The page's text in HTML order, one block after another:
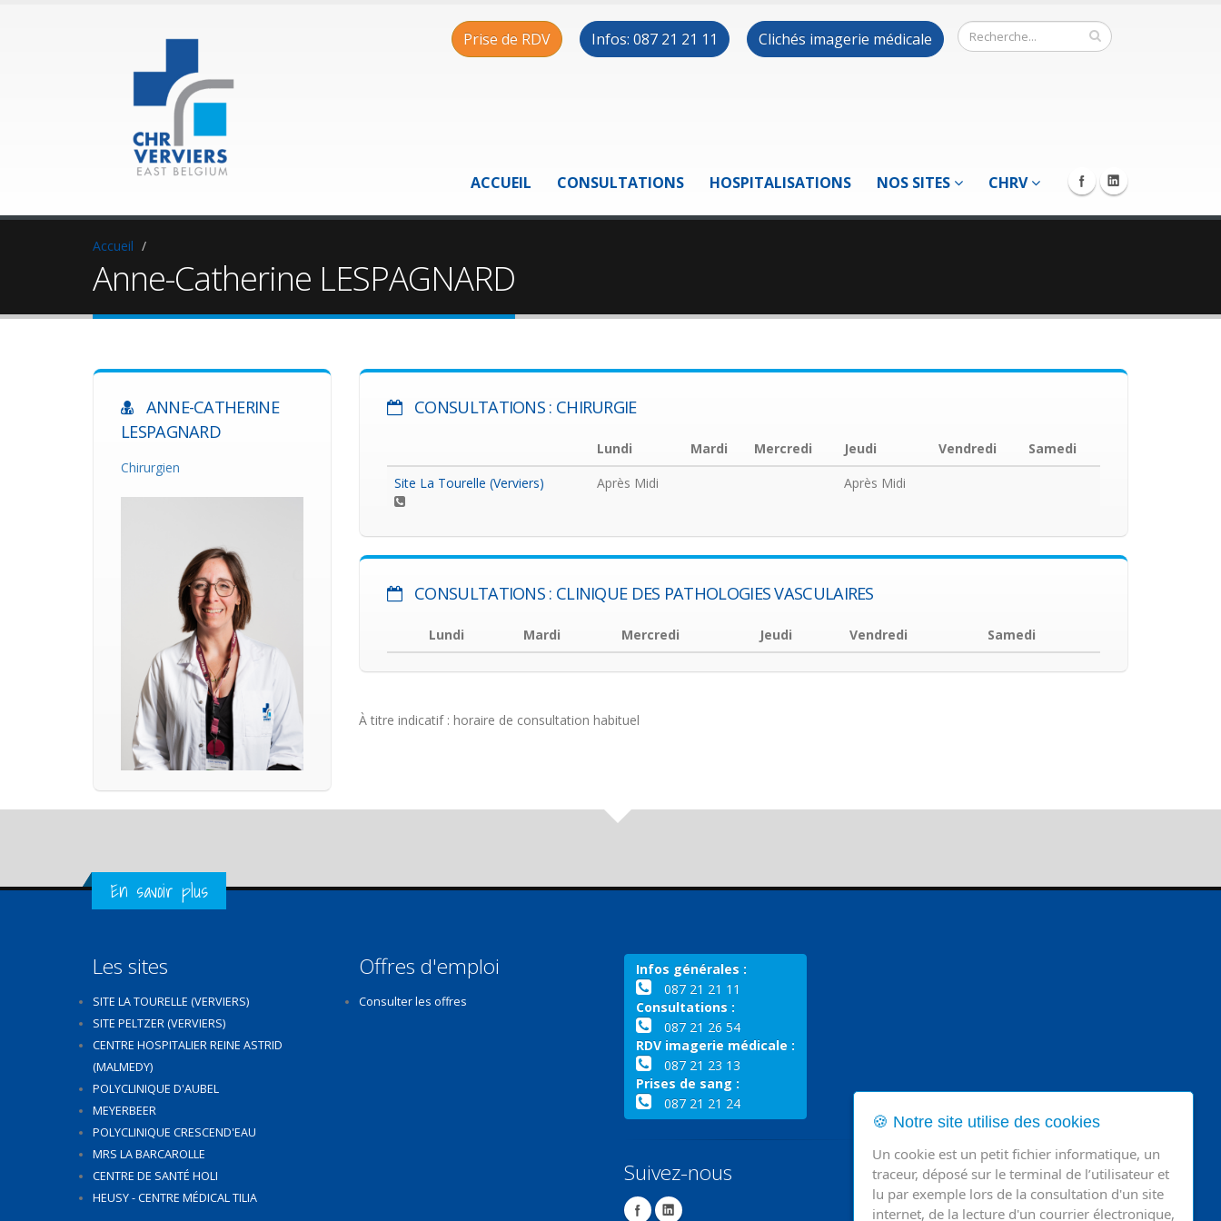
Prise de RDV Infos: 087 21 21 11 Clichés imagerie médicale
ACCUEIL CONSULTATIONS HOSPITALISATIONS NOS SITES CHRV
Accueil
Anne-Catherine LESPAGNARD
ANNE-CATHERINE
LESPAGNARD
Chirurgien
CONSULTATIONS : CHIRURGIE
Lundi Mardi Mercredi Jeudi Vendredi
Samedi
Site La Tourelle (Verviers)
Après Midi Après Midi
CONSULTATIONS : CLINIQUE DES PATHOLOGIES VASCULAIRES
Lundi Mardi Mercredi Jeudi Vendredi Samedi
À titre indicatif : horaire de consultation habituel
Get in Touch
En savoir plus
Les sites
SITE LA TOURELLE (VERVIERS)
SITE PELTZER (VERVIERS)
CENTRE HOSPITALIER REINE ASTRID
(MALMEDY)
POLYCLINIQUE D'AUBEL
MEYERBEER
POLYCLINIQUE CRESCEND'EAU
MRS LA BARCAROLLE
CENTRE DE SANTÉ HOLI
HEUSY - CENTRE MÉDICAL TILIA
Offres d'emploi
Consulter les offres
Infos générales :
087 21 21 11
Consultations :
087 21 26 54
RDV imagerie médicale :
087 21 23 13
Prises de sang :
087 21 21 24
Suivez-nous
🍪 Notre site utilise des cookies
Un cookie est un petit fichier informatique, un
traceur, déposé sur le terminal de l’utilisateur et
lu par exemple lors de la consultation d'un site
internet, de la lecture d'un courrier électronique,